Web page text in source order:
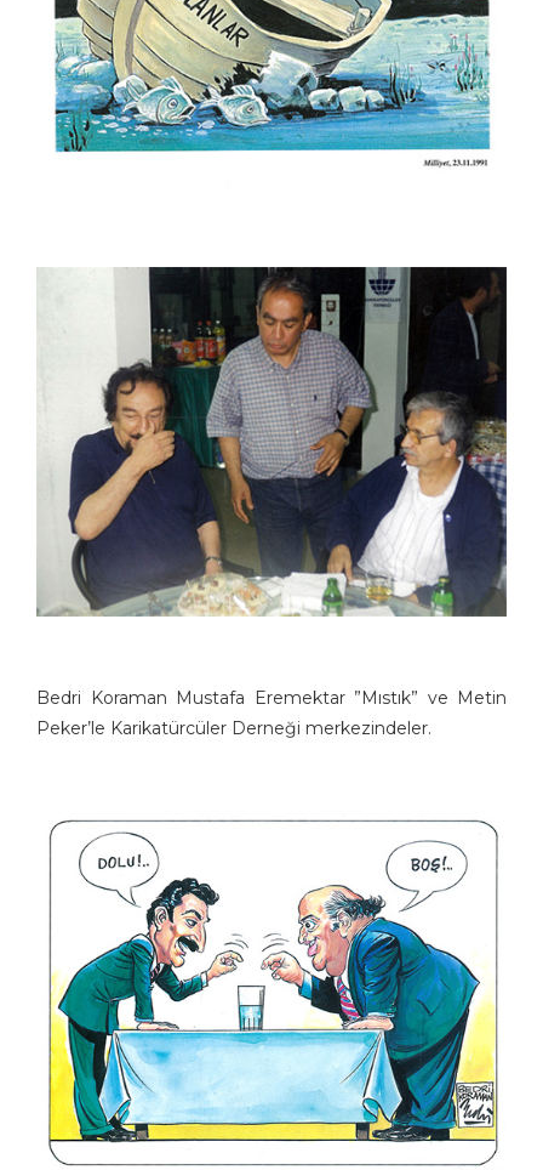
Bedri Koraman Mustafa Eremektar ”Mıstık” ve Metin
Peker’le Karikatürcüler Derneği merkezindeler.